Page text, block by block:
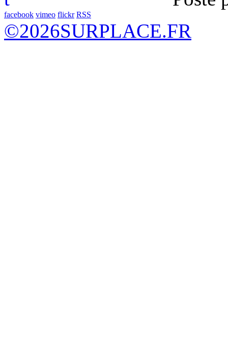
facebook vimeo flickr RSS
©2026SURPLACE.FR